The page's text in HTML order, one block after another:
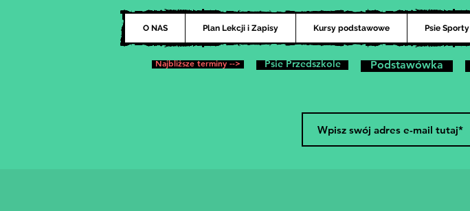
O NAS Plan Lekcji i Zapisy Kursy podstawowe Psie Sporty
Najbliższe terminy --> Psie Przedszkole Podstawówka